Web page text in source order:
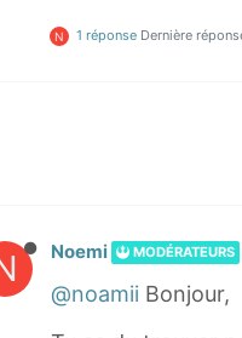
N 1 réponse Dernière
Noemi MODÉRATEURS
@noamii Bonjour,